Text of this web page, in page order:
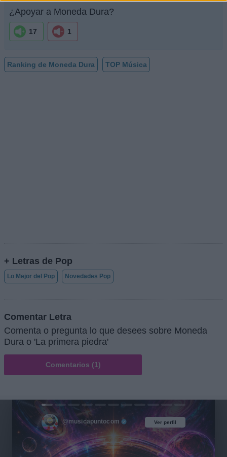
¿Apoyar a Moneda Dura?
17 1
Ranking de Moneda Dura TOP Música
+ Letras de Pop
Lo Mejor del Pop Novedades Pop
Comentar Letra
Comenta o pregunta lo que desees sobre Moneda
Dura o 'La primera piedra'
Comentarios (1)
Ver perfil
@musicapuntocom Ver perfil